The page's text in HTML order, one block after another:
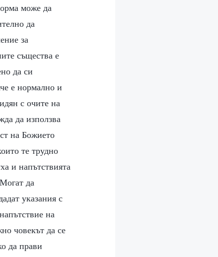
може да
да
за
същества е
да си
е нормално и
с очите на
да използва
на Божието
те трудно
и напътствията
да
указания с
на
човекът да се
да прави